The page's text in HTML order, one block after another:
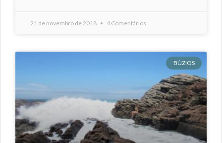
21 de novembro de 2018 4 Comentários
BÚZIOS